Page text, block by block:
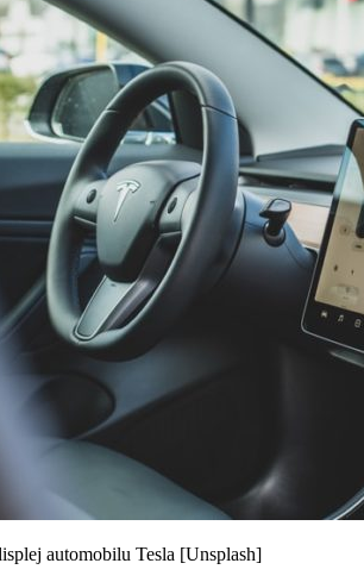
automobilu Tesla [Unsplash]